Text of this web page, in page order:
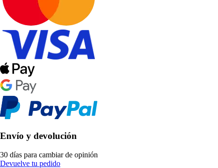
Envío y devolución
30 días para cambiar de opinión
Devuelve tu pedido